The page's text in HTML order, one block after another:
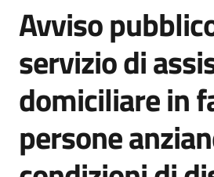
Avviso
servizio di
domiciliare in
persone